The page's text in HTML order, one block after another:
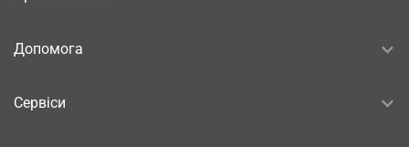
Допомога
Сервіси